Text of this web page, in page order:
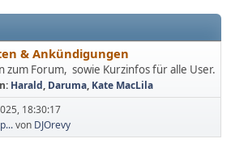
& Ankündigungen
zum Forum, sowie Kurzinfos für alle User.
Harald, Daruma, Kate MacLila
18:30:17
von DJOrevy